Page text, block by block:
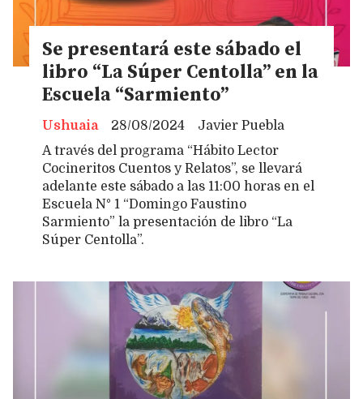
Se presentará este sábado el
libro “La Súper Centolla” en la
Escuela “Sarmiento”
Javier Puebla
Ushuaia
28/08/2024
A través del programa “Hábito Lector
Cocineritos Cuentos y Relatos”, se llevará
adelante este sábado a las 11:00 horas en el
Escuela N° 1 “Domingo Faustino
Sarmiento” la presentación de libro “La
Súper Centolla”.